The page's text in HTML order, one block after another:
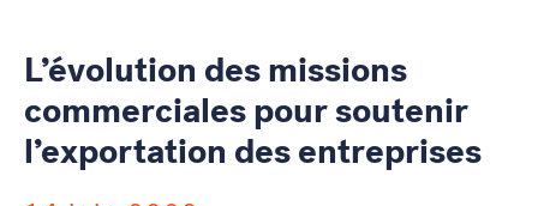
L’évolution des missions
commerciales pour soutenir
l’exportation des entreprises